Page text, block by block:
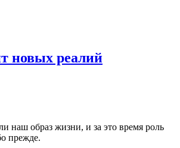
новых реалий
наш образ жизни, и за это время роль
прежде.